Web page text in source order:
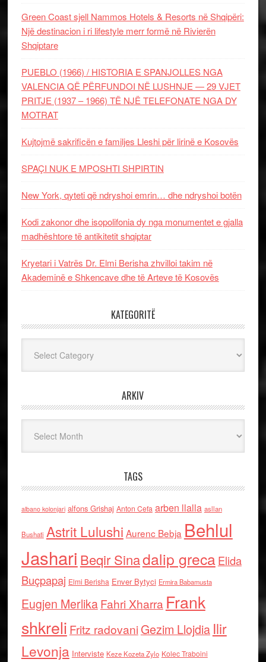
Green Coast sjell Nammos Hotels & Resorts në Shqipëri:
Një destinacion i ri lifestyle merr formë në Rivierën
Shqiptare
PUEBLO (1966) / HISTORIA E SPANJOLLES NGA
VALENCIA QË PËRFUNDOI NË LUSHNJE — 29 VJET
PRITJE (1937 – 1966) TË NJË TELEFONATE NGA DY
MOTRAT
Kujtojmë sakrificën e familjes Lleshi për lirinë e Kosovës
SPAÇI NUK E MPOSHTI SHPIRTIN
New York, qyteti që ndryshoi emrin… dhe ndryshoi botën
Kodi zakonor dhe isopolifonia dy nga monumentet e gjalla
madhështore të antikitetit shqiptar
Kryetari i Vatrës Dr. Elmi Berisha zhvilloi takim në
Akademinë e Shkencave dhe të Arteve të Kosovës
KATEGORITË
ARKIV
TAGS
albano kolonjari alfons Grishaj Anton Cefa arben llalla asllan
Bushati Astrit Lulushi Aurenc Bebja Behlul
Jashari Beqir Sinadalip grecaElida
Buçpapaj Elmi Berisha Enver Bytyci Ermira Babamusta
Eugjen MerlikaFahri Xharra Frank
shkreli Fritz radovaniGezim Llojdia Ilir
Levonja Interviste Keze Kozeta Zylo Kolec Traboini